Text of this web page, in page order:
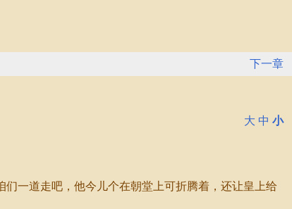
下一章
大 中 小
一道走吧，他今儿个在朝堂上可折腾着，还让皇上给